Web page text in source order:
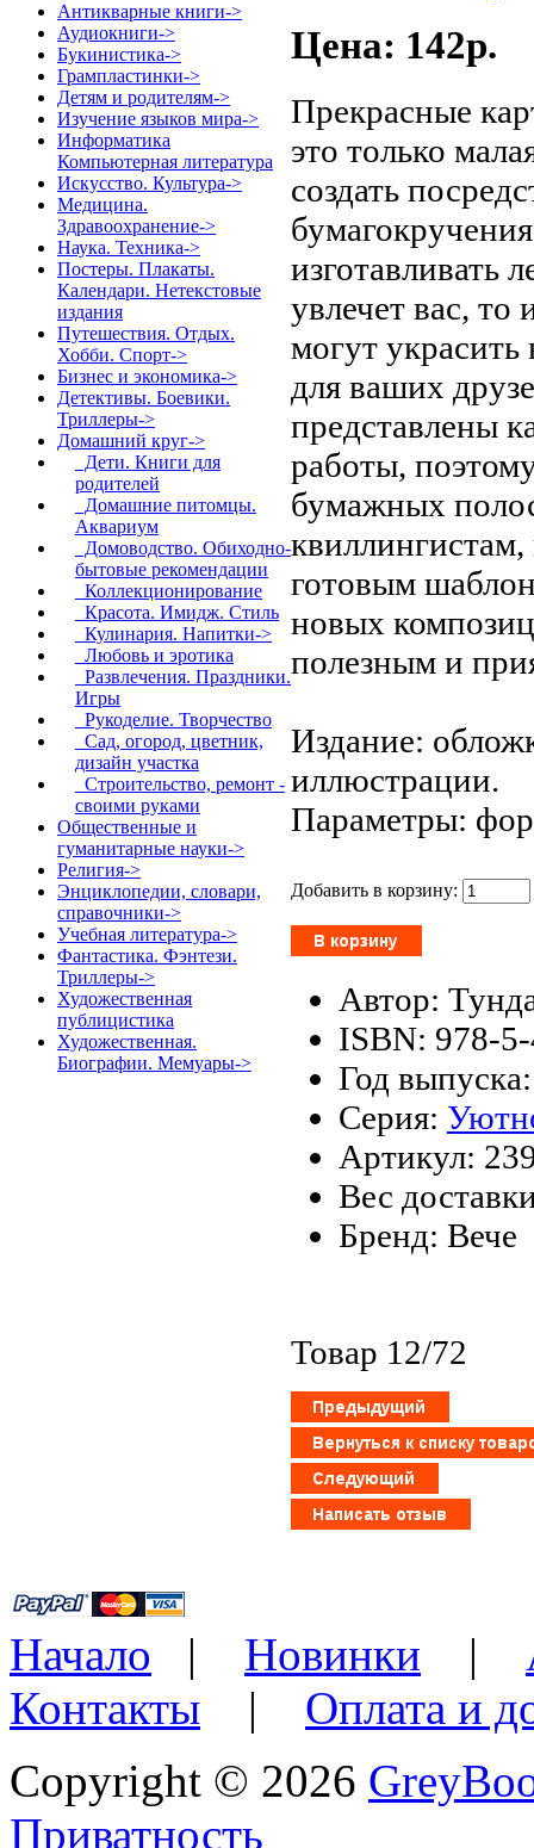
Антикварные книги->
Аудиокниги->
Букинистика->
Грампластинки->
Детям и родителям->
Изучение языков мира->
Информатика
Компьютерная литература
Искусство. Культура->
Медицина.
Здравоохранение->
Наука. Техника->
Постеры. Плакаты.
Календари. Нетекстовые
издания
Путешествия. Отдых.
Хобби. Спорт->
Бизнес и экономика->
Детективы. Боевики.
Триллеры->
Домашний круг->
Дети. Книги для
родителей
Домашние питомцы.
Аквариум
Домоводство. Обиходно-
бытовые рекомендации
Коллекционирование
Красота. Имидж. Стиль
Кулинария. Напитки->
Любовь и эротика
Развлечения. Праздники.
Игры
Рукоделие. Творчество
Сад, огород, цветник,
дизайн участка
Строительство, ремонт -
своими руками
Общественные и
гуманитарные науки->
Религия->
Энциклопедии, словари,
справочники->
Учебная литература->
Фантастика. Фэнтези.
Триллеры->
Художественная
публицистика
Художественная.
Биографии. Мемуары->
Цена: 142p.
Прекрасные
это только
создать
изготавливать
увлечет вас,
могут
для ваших
представлены
работы,
бумажных
готовым
новых
полезным и
Издание:
иллюстрации.
Параметры:
Добавить в корзину:
Автор:
ISBN: 978-
Год
Серия:
Артикул:
Вес
Бренд: Вече
Товар 12/72
Начало | Новинки |
Контакты | Оплата и
Copyright © 2026
Приватность